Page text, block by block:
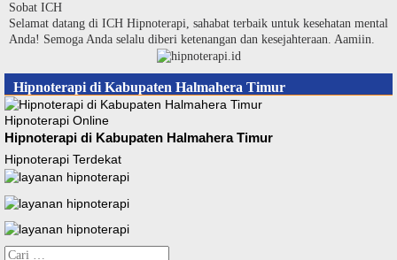
Langsung
ke
konten
Sobat ICH
Selamat datang di ICH Hipnoterapi, sahabat terbaik untuk kesehatan mental
Anda! Semoga Anda selalu diberi ketenangan dan kesejahteraan. Aamiin.
Hipnoterapi di Kabupaten Halmahera Timur
Hipnoterapi Online
Hipnoterapi di Kabupaten Halmahera Timur
Hipnoterapi Terdekat
Cari